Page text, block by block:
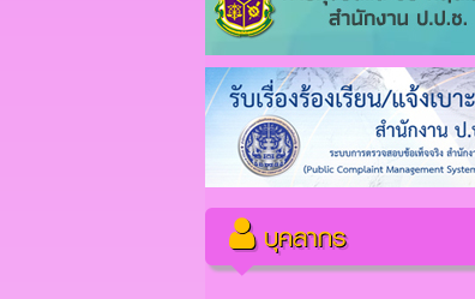
บุคลากร